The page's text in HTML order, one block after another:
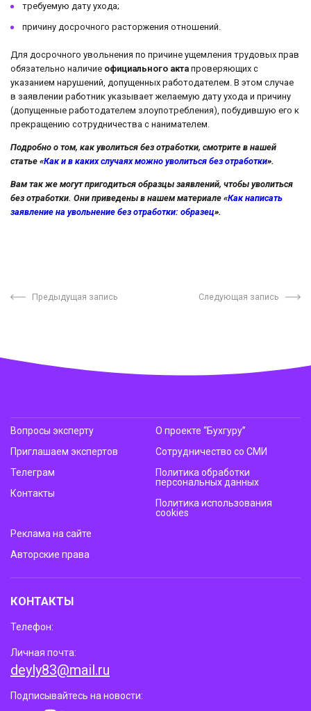
требуемую дату ухода;
причину досрочного расторжения отношений.
Для досрочного увольнения по причине ущемления трудовых прав
обязательно наличие официального акта проверяющих с
указанием нарушений, допущенных работодателем. В этом случае
в заявлении работник указывает желаемую дату ухода и причину
(допущенные работодателем злоупотребления), побудившую его к
прекращению сотрудничества с нанимателем.
Подробно о том, как уволиться без отработки, смотрите в нашей
статье «Как и в каких случаях можно уволиться без отработки».
Вам так же могут пригодиться образцы заявлений, чтобы уволиться
без отработки. Они приведены в нашем материале «Как написать
заявление на увольнение без отработки: образец».
Предыдущая запись Следующая запись
Вопросы эксперту
Приглашаем экспертов
Телеграм
Контакты
О проекте “Бухгуру”
Сотрудничество со СМИ
Политика обработки
персональных данных
Политика использования
cookies
Реклама на сайте
Авторские права
КОНТАКТЫ
Телефон:
Личная почта:
deyly83@mail.ru
Подписывайтесь на новости: